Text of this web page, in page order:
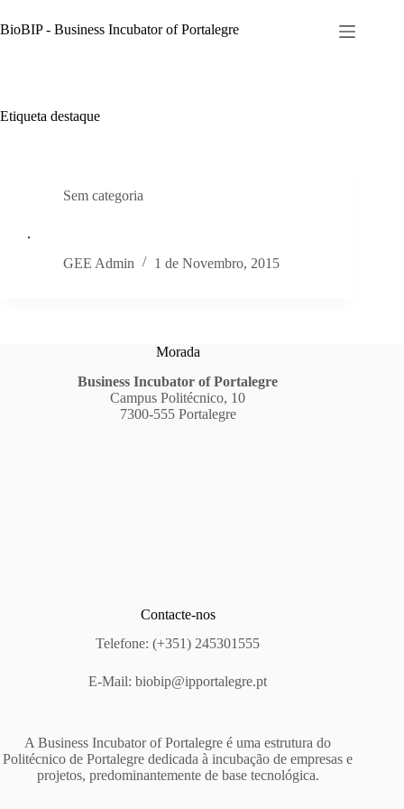
para
o
BioBIP - Business Incubator of Portalegre
Etiqueta destaque
Sem categoria
.
GEE Admin
1 de Novembro, 2015
Morada
Business Incubator of Portalegre
Campus Politécnico, 10
7300-555 Portalegre
Contacte-nos
Telefone: (+351) 245301555
E-Mail:biobip@ipportalegre.pt
A Business Incubator of Portalegre é uma estrutura do
Politécnico de Portalegre dedicada à incubação de empresas e
projetos, predominantemente de base tecnológica.